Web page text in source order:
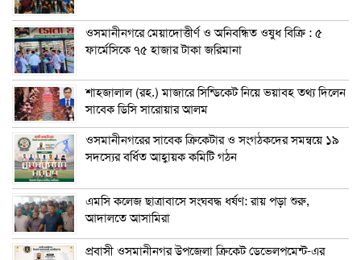
ওসমানীনগরে মেয়াদোত্তীর্ণ ও অনিবন্ধিত ওষুধ বিক্রি : ৫
ফার্মেসিকে ৭৫ হাজার টাকা জরিমানা
শাহজালাল (রহ.) মাজারে সিন্ডিকেট নিয়ে ভয়াবহ তথ্য দিলেন
সাবেক ডিসি সারোয়ার আলম
ওসমানীনগরের সাবেক ক্রিকেটার ও সংগঠকদের সমন্বয়ে ১৯
সদস্যের বর্ধিত আহ্বায়ক কমিটি গঠন
এম‌সি কলেজ ছাত্রাবাসে সংঘবদ্ধ ধর্ষণ: রায় পড়া শুরু,
আদালতে আসামিরা
প্রবাসী ওসমানীনগর উপজেলা ক্রিকেট ডেভেলপমেন্ট-এর